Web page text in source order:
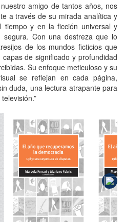
amigo de tantos años, nos
a través de su mirada analítica y
tiempo y en la ficción universal y
Con una destreza que lo
de los mundos ficticios que
de significado y profundidad
Su enfoque meticuloso y su
se reflejan en cada página,
duda, una lectura atrapante para
El año que
recuperamos
la
democracia
El